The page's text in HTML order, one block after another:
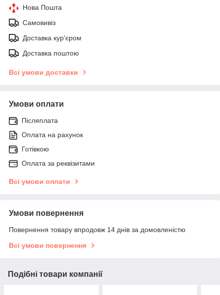
Нова Пошта
Самовивіз
Доставка кур'єром
Доставка поштою
Всі умови доставки
Умови оплати
Післяплата
Оплата на рахунок
Готівкою
Оплата за реквізитами
Всі умови оплати
Умови повернення
Повернення товару впродовж 14 днів за домовленістю
Всі умови повернення
Подібні товари компанії